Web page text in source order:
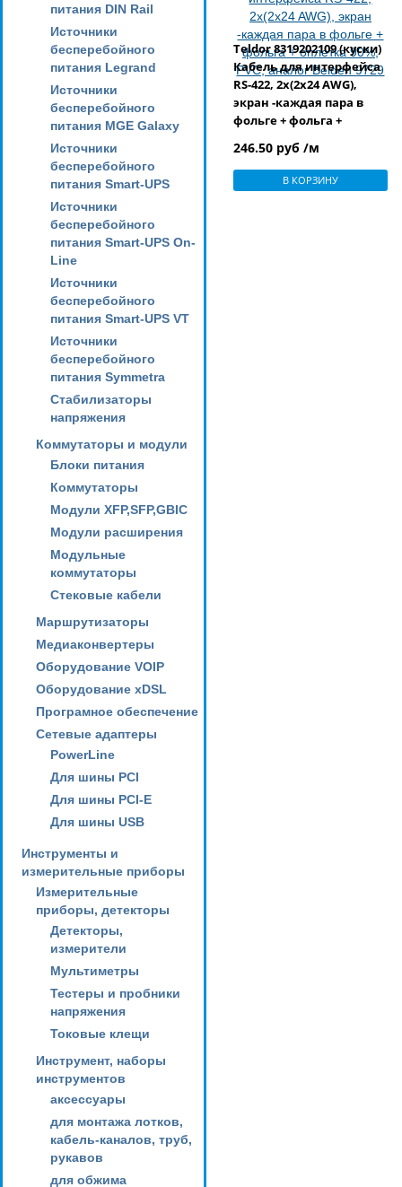
питания DIN Rail
Источники
бесперебойного
питания Legrand
Источники
бесперебойного
питания MGE Galaxy
Источники
бесперебойного
питания Smart-UPS
Источники
бесперебойного
питания Smart-UPS On-
Line
Источники
бесперебойного
питания Smart-UPS VT
Источники
бесперебойного
питания Symmetra
Стабилизаторы
напряжения
Коммутаторы и модули
Блоки питания
Коммутаторы
Модули XFP,SFP,GBIC
Модули расширения
Модульные
коммутаторы
Стековые кабели
Маршрутизаторы
Медиаконвертеры
Оборудование VOIP
Оборудование xDSL
Програмное обеспечение
Сетевые адаптеры
PowerLine
Для шины PCI
Для шины PCI-E
Для шины USB
Инструменты и
измерительные приборы
Измерительные
приборы, детекторы
Детекторы,
измерители
Мультиметры
Тестеры и пробники
напряжения
Токовые клещи
Инструмент, наборы
инструментов
аксессуары
для монтажа лотков,
кабель-каналов, труб,
рукавов
для обжима
Teldor 8319202109 (куски)
Кабель для интерфейса
RS-422, 2x(2x24 AWG),
экран -каждая пара в
фольге + фольга +
Belden 9729
246.50 руб /м
В КОРЗИНУ